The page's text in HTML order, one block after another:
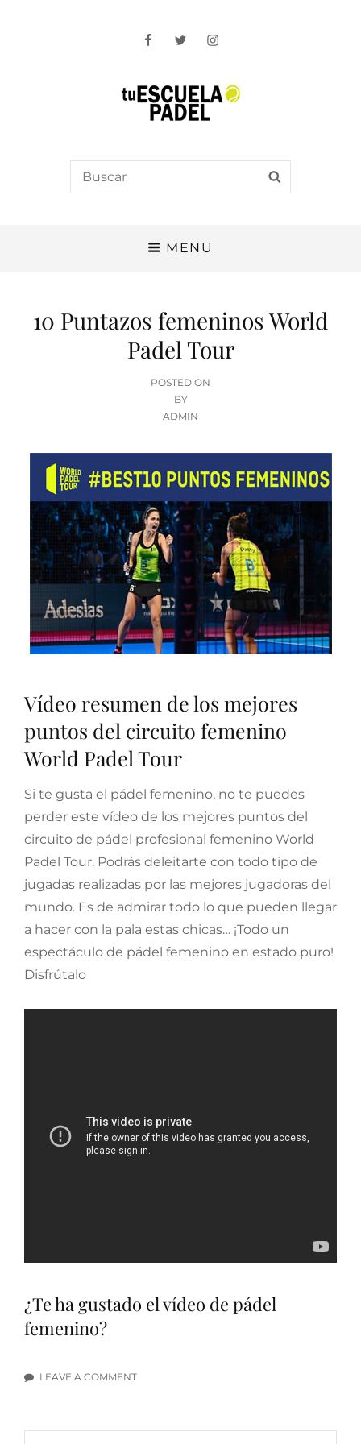
FacebookTwitterInstagram
Tu Escuela Padel
Search
for:
MENU
10 Puntazos femeninos World
Padel Tour
POSTED ON
BY
ADMIN
Vídeo resumen de los mejores
puntos del circuito femenino
World Padel Tour
Si te gusta el pádel femenino, no te puedes
perder este vídeo de los mejores puntos del
circuito de pádel profesional femenino World
Padel Tour. Podrás deleitarte con todo tipo de
jugadas realizadas por las mejores jugadoras del
mundo. Es de admirar todo lo que pueden llegar
a hacer con la pala estas chicas… ¡Todo un
espectáculo de pádel femenino en estado puro!
Disfrútalo
¿Te ha gustado el vídeo de pádel
femenino?
LEAVE A COMMENT